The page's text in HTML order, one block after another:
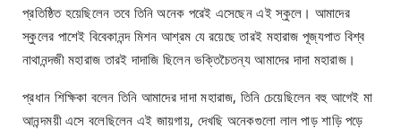
প্রতিষ্ঠিত হয়েছিলেন তবে তিনি অনেক পরেই এসেছেন এই স্কুলে। আমাদের
স্কুলের পাশেই বিবেকানন্দ মিশন আশ্রম যে রয়েছে তারই মহারাজ পূজ্যপাত বিশ্ব
নাথানন্দজী মহারাজ তারই দাদাজি ছিলেন ভক্তিচৈতন্য আমাদের দাদা মহারাজ।
প্রধান শিক্ষিকা বলেন তিনি আমাদের দাদা মহারাজ, তিনি চেয়েছিলেন বহু আগেই মা
আনন্দময়ী এসে বলেছিলেন এই জায়গায়, দেখছি অনেকগুলো লাল পাড় শাড়ি পড়ে